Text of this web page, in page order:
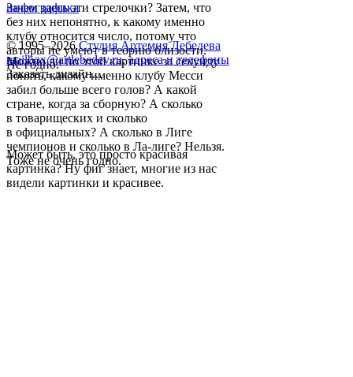
Зачем здесь эти стрелочки? Затем, что
без них непонятно, к какому именно
клубу относится число, потому что
авторы не умеют в теорию близости.
Не годно.
Можно ли по этой картинке за секунду
понять, какому именно клубу Месси
забил больше всего голов? А какой
стране, когда за сборную? А сколько
в товарищеских и сколько
в официальных? А сколько в Лиге
чемпионов и сколько в Ла-лиге? Нельзя.
Тоже не очень годно.
Может быть, это просто красивая
картинка? Ну фиг знает, многие из нас
видели картинки и красивее.
инфографика
© 1995–2026 Студия Артемия Лебедева
mailbox@artlebedev.ru, адреса и телефоны
Заказать дизайн...